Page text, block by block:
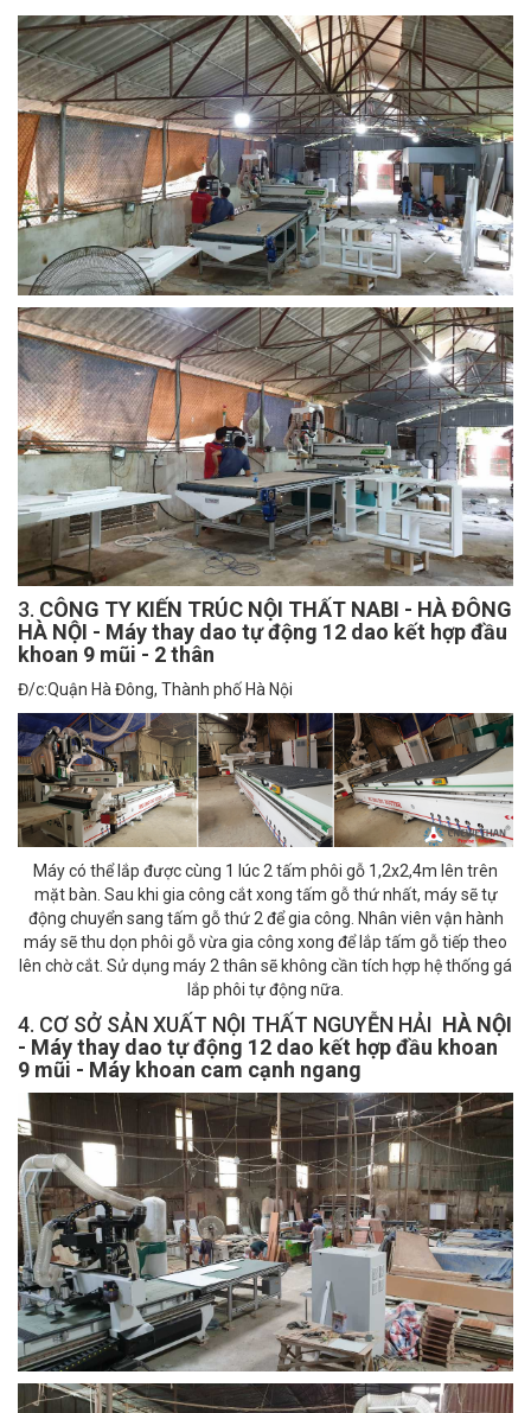
3. CÔNG TY KIẾN TRÚC NỘI THẤT NABI - HÀ ĐÔNG
HÀ NỘI - Máy thay dao tự động 12 dao kết hợp đầu
khoan 9 mũi - 2 thân
Đ/c:Quận Hà Đông, Thành phố Hà Nội
Máy có thể lắp được cùng 1 lúc 2 tấm phôi gỗ 1,2x2,4m lên trên
mặt bàn. Sau khi gia công cắt xong tấm gỗ thứ nhất, máy sẽ tự
động chuyển sang tấm gỗ thứ 2 để gia công. Nhân viên vận hành
máy sẽ thu dọn phôi gỗ vừa gia công xong để lắp tấm gỗ tiếp theo
lên chờ cắt. Sử dụng máy 2 thân sẽ không cần tích hợp hệ thống gá
lắp phôi tự động nữa.
4. CƠ SỞ SẢN XUẤT NỘI THẤT NGUYỄN HẢI HÀ NỘI
- Máy thay dao tự động 12 dao kết hợp đầu khoan
9 mũi - Máy khoan cam cạnh ngang